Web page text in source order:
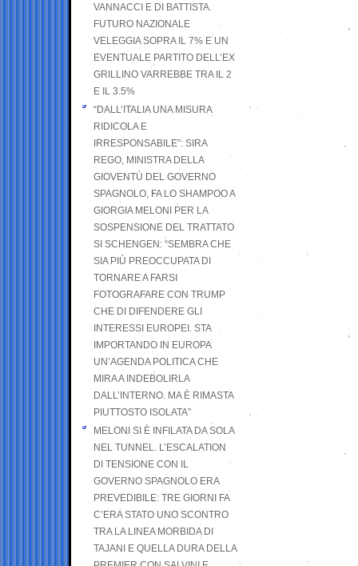
VANNACCI E DI BATTISTA.
FUTURO NAZIONALE
VELEGGIA SOPRA IL 7% E UN
EVENTUALE PARTITO DELL’EX
GRILLINO VARREBBE TRA IL 2
E IL 3.5%
“DALL’ITALIA UNA MISURA
RIDICOLA E
IRRESPONSABILE”: SIRA
REGO, MINISTRA DELLA
GIOVENTÙ DEL GOVERNO
SPAGNOLO, FA LO SHAMPOO A
GIORGIA MELONI PER LA
SOSPENSIONE DEL TRATTATO
SI SCHENGEN: “SEMBRA CHE
SIA PIÙ PREOCCUPATA DI
TORNARE A FARSI
FOTOGRAFARE CON TRUMP
CHE DI DIFENDERE GLI
INTERESSI EUROPEI. STA
IMPORTANDO IN EUROPA
UN’AGENDA POLITICA CHE
MIRA A INDEBOLIRLA
DALL’INTERNO. MA È RIMASTA
PIUTTOSTO ISOLATA”
MELONI SI È INFILATA DA SOLA
NEL TUNNEL. L’ESCALATION
DI TENSIONE CON IL
GOVERNO SPAGNOLO ERA
PREVEDIBILE: TRE GIORNI FA
C’ERA STATO UNO SCONTRO
TRA LA LINEA MORBIDA DI
TAJANI E QUELLA DURA DELLA